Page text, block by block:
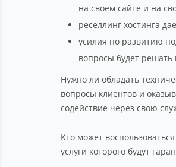
на своем сайте и на
реселлинг хостинга
усилия по развитию
вопросы будет решать
Нужно ли обладать
вопросы клиентов и
содействие через свою
Кто может
услуги которого будут